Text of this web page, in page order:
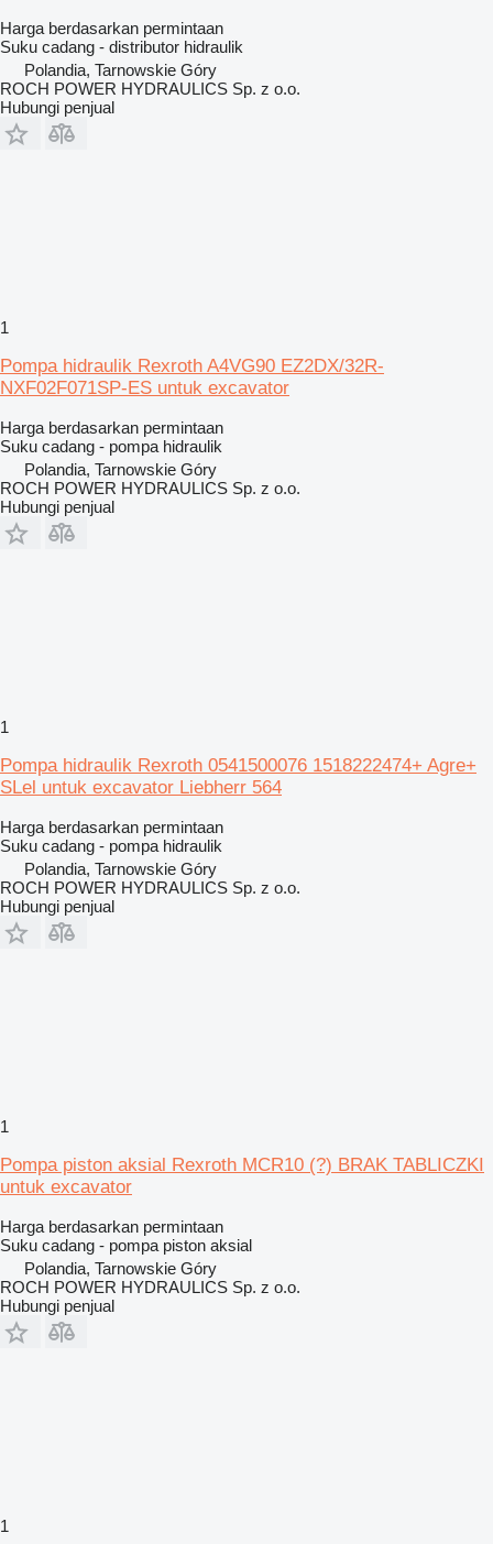
Harga berdasarkan permintaan
Suku cadang - distributor hidraulik
Polandia, Tarnowskie Góry
ROCH POWER HYDRAULICS Sp. z o.o.
Hubungi penjual
1
Pompa hidraulik Rexroth A4VG90 EZ2DX/32R-
NXF02F071SP-ES untuk excavator
Harga berdasarkan permintaan
Suku cadang - pompa hidraulik
Polandia, Tarnowskie Góry
ROCH POWER HYDRAULICS Sp. z o.o.
Hubungi penjual
1
Pompa hidraulik Rexroth 0541500076 1518222474+ Agre+
SLel untuk excavator Liebherr 564
Harga berdasarkan permintaan
Suku cadang - pompa hidraulik
Polandia, Tarnowskie Góry
ROCH POWER HYDRAULICS Sp. z o.o.
Hubungi penjual
1
Pompa piston aksial Rexroth MCR10 (?) BRAK TABLICZKI
untuk excavator
Harga berdasarkan permintaan
Suku cadang - pompa piston aksial
Polandia, Tarnowskie Góry
ROCH POWER HYDRAULICS Sp. z o.o.
Hubungi penjual
1